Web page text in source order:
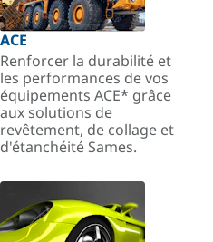
ACE
Renforcer la durabilité et
les performances de vos
équipements ACE* grâce
aux solutions de
revêtement, de collage et
d'étanchéité Sames.